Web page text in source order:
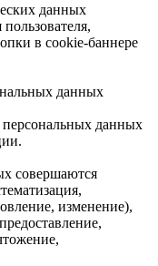
данных
в cookie-баннере
данных
персональных данных
совершаются
изменение),